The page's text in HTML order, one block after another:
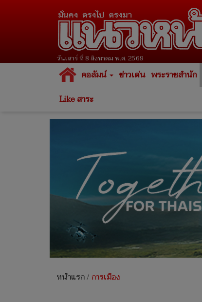
วันเสาร์ ที่ 8 สิงหาคม พ.ศ. 2569
คอลัมน์ ข่าวเด่น พระราชสำนัก
Like สาระ
หน้าแรก/การเมือง